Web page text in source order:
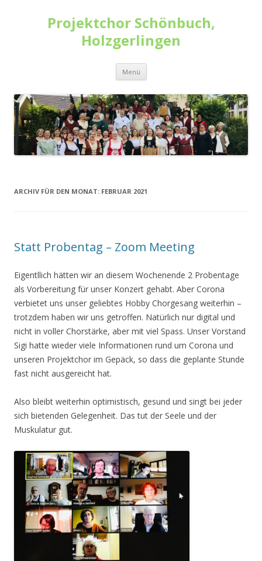
Projektchor Schönbuch,
Holzgerlingen
Menü Zum
springen
ARCHIV FÜR DEN MONAT: FEBRUAR 2021
Statt Probentag – Zoom Meeting
Eigentllich hätten wir an diesem Wochenende 2 Probentage
als Vorbereitung für unser Konzert gehabt. Aber Corona
verbietet uns unser geliebtes Hobby Chorgesang weiterhin –
trotzdem haben wir uns getroffen. Natürlich nur digital und
nicht in voller Chorstärke, aber mit viel Spass. Unser Vorstand
Sigi hatte wieder viele Informationen rund um Corona und
unseren Projektchor im Gepäck, so dass die geplante Stunde
fast nicht ausgereicht hat.
Also bleibt weiterhin optimistisch, gesund und singt bei jeder
sich bietenden Gelegenheit. Das tut der Seele und der
Muskulatur gut.